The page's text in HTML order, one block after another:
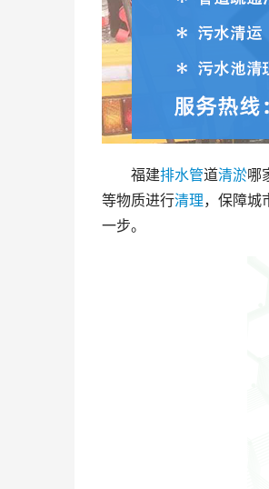
福建排水管道清淤哪
等物质进行清理，保障城
一步。